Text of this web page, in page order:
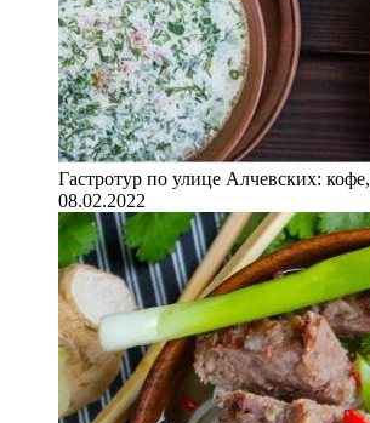
Гастротур по улице Алчевских:
08.02.2022